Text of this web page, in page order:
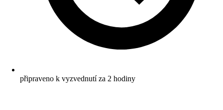
připraveno k vyzvednutí za 2 hodiny